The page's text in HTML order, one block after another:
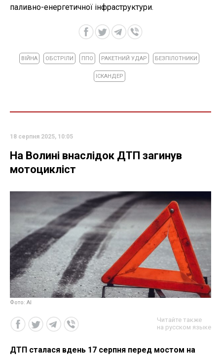
паливно-енергетичної інфраструктури.
ВІЙНА ОБСТРІЛИ ППО РАКЕТНИЙ УДАР БЕЗПІЛОТНИКИ
ІСКАНДЕР
18 серпня 2025, 10:05
На Волині внаслідок ДТП загинув
мотоцикліст
Фото: AI
Читайте также
на русском языке
ДТП сталася вдень 17 серпня перед мостом на